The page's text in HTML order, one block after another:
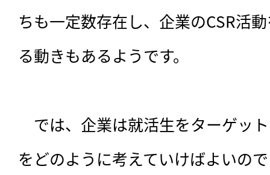
ちも一定数存在し、企業のCSR活
る動きもあるようです。
では、企業は就活生をターゲッ
をどのように考えていけばよいの